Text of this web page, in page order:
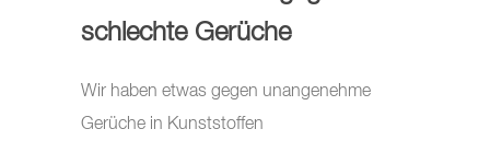
schlechte Gerüche
Wir haben etwas gegen unangenehme
Gerüche in Kunststoffen